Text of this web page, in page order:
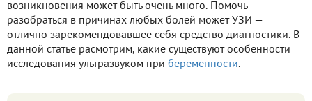
возникновения может быть очень много. Помочь
разобраться в причинах любых болей может УЗИ —
отлично зарекомендовавшее себя средство диагностики. В
данной статье расмотрим, какие существуют особенности
исследования ультразвуком при беременности.